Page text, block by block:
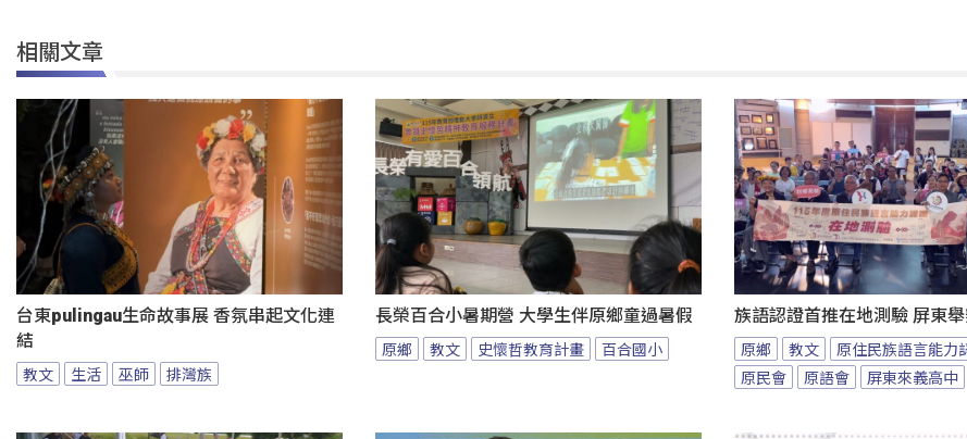
相關文章
台東pulingau生命故事展 香氛串起文化連
結
教文 生活 巫師 排灣族
長榮百合小暑期營 大學生伴原鄉童過暑假
原鄉 教文 史懷哲教育計畫 百合國小
族語認證首推在地測驗 屏東
原鄉 教文
原住民族語言能力
原民會
原語會 屏東來義高中